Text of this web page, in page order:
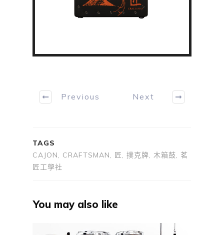
Previous Next
TAGS
CAJON, CRAFTSMAN, 匠, 撲克牌, 木箱鼓, 茗
匠工學社
You may also like